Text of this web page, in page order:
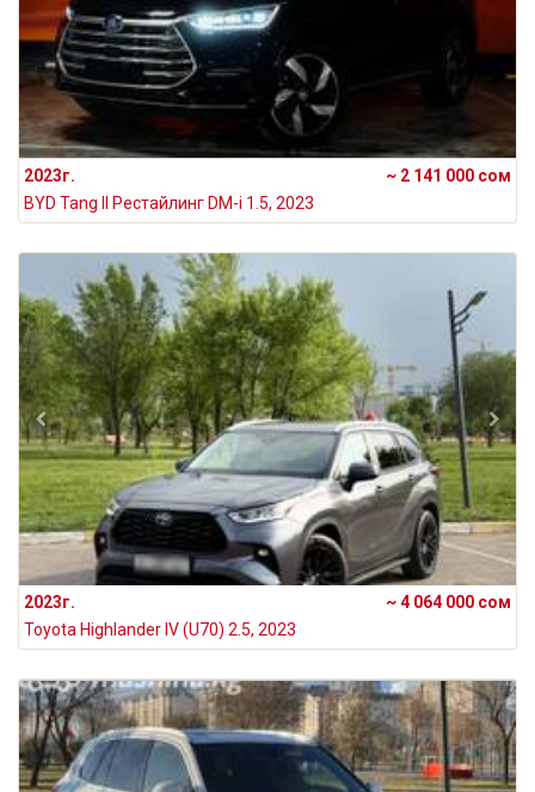
2023г.
~ 2 141 000 сом
BYD Tang II Рестайлинг DM-i 1.5, 2023
2023г.
~ 4 064 000 сом
Toyota Highlander IV (U70) 2.5, 2023